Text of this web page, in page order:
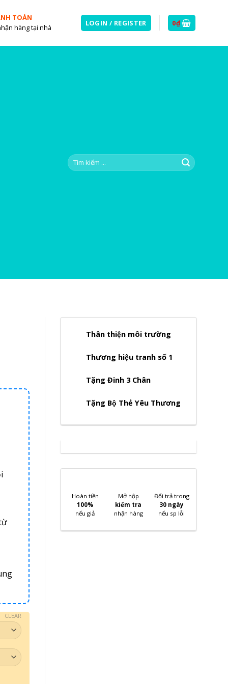
TOÁN
hàng tại nhà
LOGIN / REGISTER 0₫
Search
for:
CLEAR
Thân thiện môi trường
Thương hiệu tranh số 1
Tặng Đinh 3 Chân
Tặng Bộ Thẻ Yêu Thương
Hoàn tiền
100%
nếu giả
Mở hộp
kiểm tra
nhận hàng
Đổi trả trong
30 ngày
nếu sp lỗi